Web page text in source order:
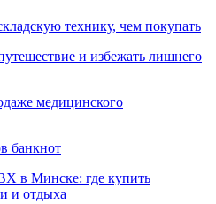
технику, чем покупать
и избежать лишнего
медицинского
банкнот
в Минске: где купить
и отдыха